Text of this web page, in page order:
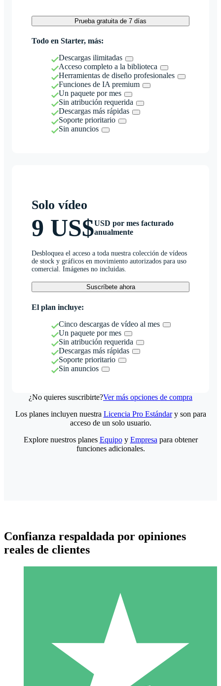
Prueba gratuita de 7 días
Todo en Starter, más:
Descargas ilimitadas
Acceso completo a la biblioteca
Herramientas de diseño profesionales
Funciones de IA premium
Un paquete por mes
Sin atribución requerida
Descargas más rápidas
Soporte prioritario
Sin anuncios
Solo vídeo
9 US$USD por mes facturado
anualmente
Desbloquea el acceso a toda nuestra colección de vídeos
de stock y gráficos en movimiento autorizados para uso
comercial. Imágenes no incluidas.
Suscríbete ahora
El plan incluye:
Cinco descargas de vídeo al mes
Un paquete por mes
Sin atribución requerida
Descargas más rápidas
Soporte prioritario
Sin anuncios
¿No quieres suscribirte?Ver más opciones de compra
Paquetes de Créditos Individuales
Paga según el uso con créditos de descarga. Sin compromiso
Los planes incluyen nuestra Licencia Pro Estándary son para
acceso de un solo usuario.
Explore nuestros planes Equipoy Empresa para obtener
funciones adicionales.
Confianza respaldada por opiniones
reales de clientes